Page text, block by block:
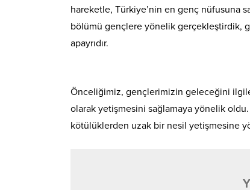
hareketle, Türkiye’nin en genç nüfusuna
bölümü gençlere yönelik gerçekleştirdik,
apayrıdır.
Önceliğimiz, gençlerimizin geleceğini
olarak yetişmesini sağlamaya yönelik
kötülüklerden uzak bir nesil yetişmesine